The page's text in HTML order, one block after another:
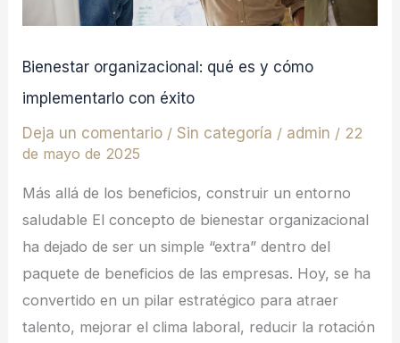
Bienestar organizacional: qué es y cómo
implementarlo con éxito
Deja un comentario / Sin categoría / admin / 22
de mayo de 2025
Más allá de los beneficios, construir un entorno
saludable El concepto de bienestar organizacional
ha dejado de ser un simple “extra” dentro del
paquete de beneficios de las empresas. Hoy, se ha
convertido en un pilar estratégico para atraer
talento, mejorar el clima laboral, reducir la rotación
éxito